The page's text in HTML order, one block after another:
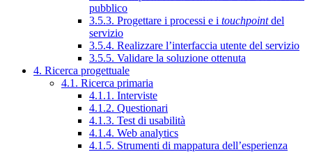
pubblico
3.5.3. Progettare i processi e i touchpointdel
servizio
3.5.4. Realizzare l’interfaccia utente del servizio
3.5.5. Validare la soluzione ottenuta
4. Ricerca progettuale
4.1. Ricerca primaria
4.1.1. Interviste
4.1.2. Questionari
4.1.3. Test di usabilità
4.1.4. Web analytics
4.1.5. Strumenti di mappatura dell’esperienza